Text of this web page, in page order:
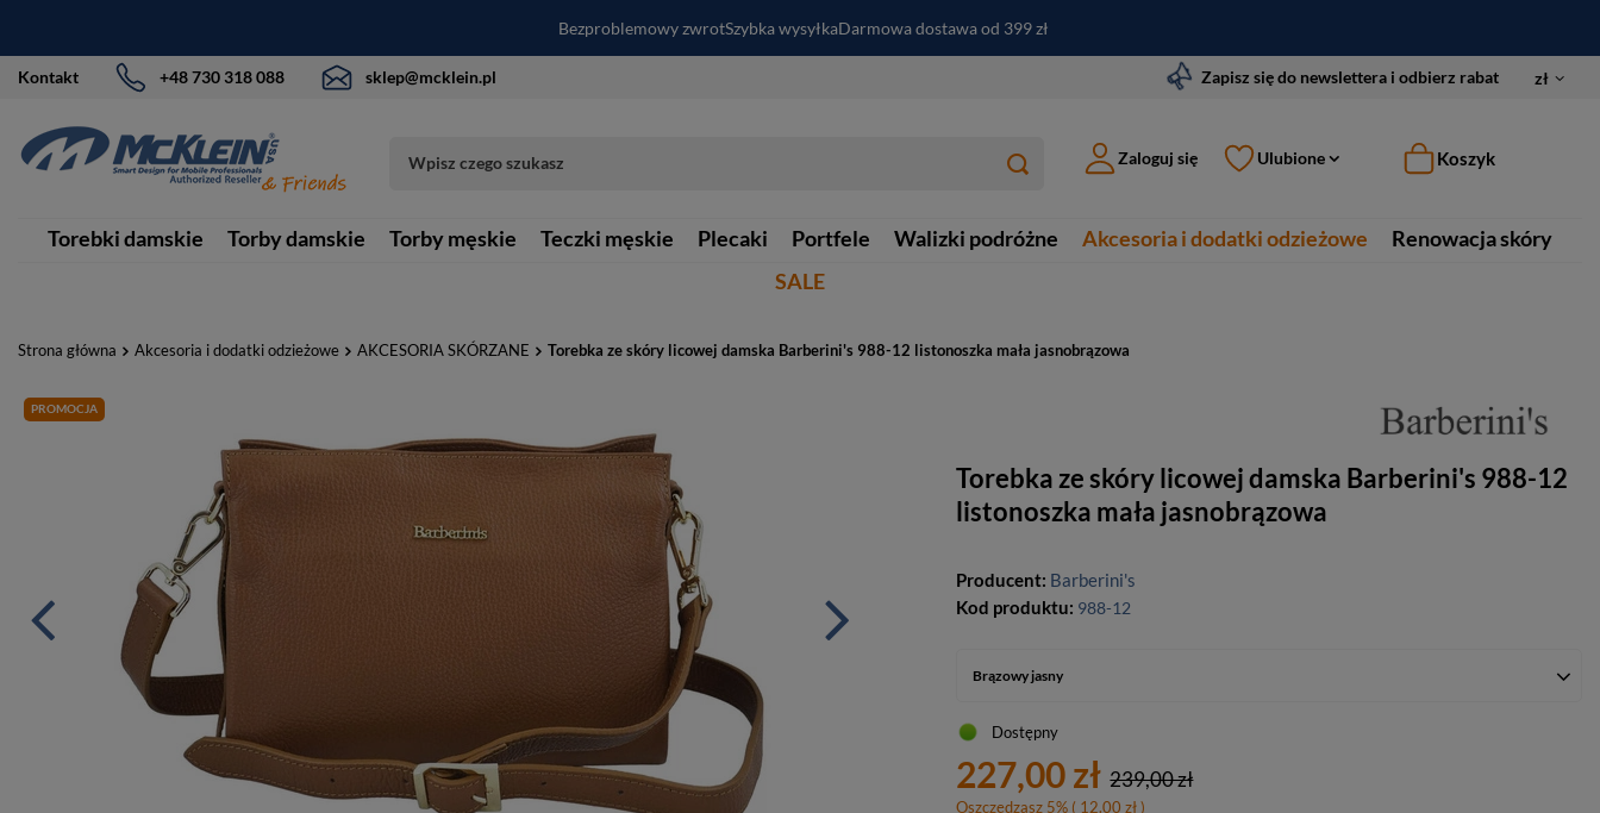
Bezproblemowy zwrotSzybka wysyłkaDarmowa dostawa od 399 zł
Kontakt +48 730 318 088 sklep@mcklein.pl Zapisz się do newslettera i odbierz rabat zł
Zaloguj się Ulubione Koszyk
Torebki damskie Torby damskie Torby męskie Teczki męskie Plecaki Portfele Walizki podróżne Akcesoria i dodatki odzieżowe
Renowacja skóry
SALE
Strona główna Akcesoria i dodatki odzieżowe AKCESORIA SKÓRZANE Torebka ze skóry licowej damska Barberini's 988-12 listonoszka mała jasnobrązowa
PROMOCJA
Torebka ze skóry licowej damska Barberini's 988-12
listonoszka mała jasnobrązowa
Producent: Barberini's
Kod produktu: 988-12
Brązowy jasny
Dostępny
227,00 zł 239,00 zł
Oszczędzasz 5% ( 12.00 zł )